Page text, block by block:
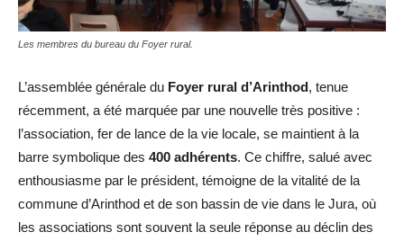
Les membres du bureau du Foyer rural.
L’assemblée générale du Foyer rural d’Arinthod, tenue
récemment, a été marquée par une nouvelle très positive :
l’association, fer de lance de la vie locale, se maintient à la
barre symbolique des 400 adhérents. Ce chiffre, salué avec
enthousiasme par le président, témoigne de la vitalité de la
commune d’Arinthod et de son bassin de vie dans le Jura, où
les associations sont souvent la seule réponse au déclin des